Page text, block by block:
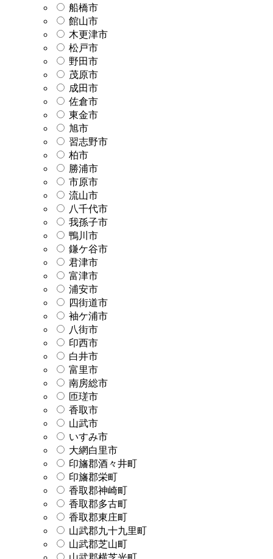
船橋市
館山市
木更津市
松戸市
野田市
茂原市
成田市
佐倉市
東金市
旭市
習志野市
柏市
勝浦市
市原市
流山市
八千代市
我孫子市
鴨川市
鎌ケ谷市
君津市
富津市
浦安市
四街道市
袖ケ浦市
八街市
印西市
白井市
富里市
南房総市
匝瑳市
香取市
山武市
いすみ市
大網白里市
印旛郡酒々井町
印旛郡栄町
香取郡神崎町
香取郡多古町
香取郡東庄町
山武郡九十九里町
山武郡芝山町